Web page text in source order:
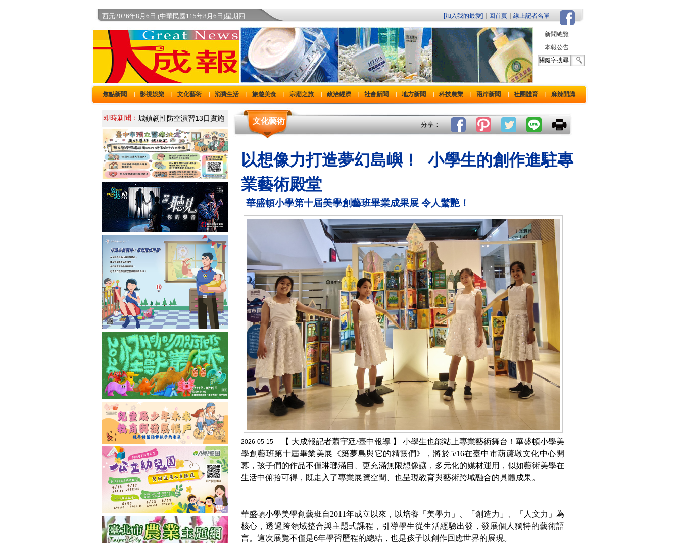
西元2026年8月6日 (中華民國115年8月6日)星期四 [加入我的最愛] 回首頁 線上記者名單
新聞總覽
本報公告
焦點新聞 影視娛樂 文化藝術 消費生活 旅遊美食 宗廟之旅 政治經濟 社會新聞 地方新聞 科技農業 兩岸新聞 社團體育 麻辣開講
即時新聞： 文化藝術 分享：
以想像力打造夢幻島嶼！ 小學生的創作進駐專
業藝術殿堂
華盛頓小學第十屆美學創藝班畢業成果展 令人驚艷！
2026-05-15
【 大成報記者蕭宇廷/臺中報導 】 小學生也能站上專業藝術舞台！華盛頓小學美
學創藝班第十屆畢業美展《築夢島與它的精靈們》，將於5/16在臺中市葫蘆墩文化中心開
幕，孩子們的作品不僅琳瑯滿目、更充滿無限想像讓，多元化的媒材運用，似如藝術美學在
生活中俯拾可得，既走入了專業展覽空間、也呈現教育與藝術跨域融合的具體成果。
華盛頓小學美學創藝班自2011年成立以來，以培養「美學力」、「創造力」、「人文力」為
核心，透過跨領域整合與主題式課程，引導學生從生活經驗出發，發展個人獨特的藝術語
言。這次展覽不僅是6年學習歷程的總結，也是孩子以創作回應世界的展現。